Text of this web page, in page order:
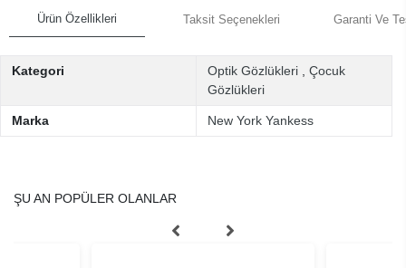
Ürün Özellikleri Taksit Seçenekleri Garanti Ve
Kategori Optik Gözlükleri
Çocuk
Gözlükleri
Marka New York Yankess
ŞU AN POPÜLER OLANLAR